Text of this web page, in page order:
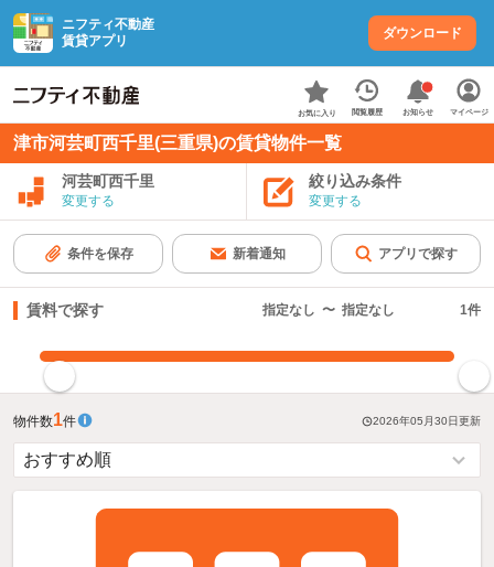
ニフティ不動産
賃貸アプリ
ダウンロード
お気に入り 閲覧履歴 お知らせ マイページ
津市河芸町西千里(三重県)の賃貸物件一覧
河芸町西千里
変更する
絞り込み条件
変更する
条件を保存 新着通知 アプリで探す
賃料で探す 指定なし 〜 指定なし 1件
物件数1件 2026年05月30日更新